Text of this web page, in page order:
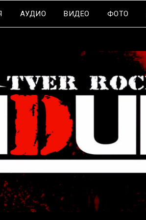
АУДИО ВИДЕО ФОТО